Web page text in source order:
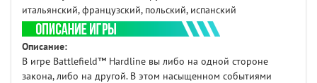
итальянский, французский, польский, испанский
Описание:
В игре Battlefield™ Hardline вы либо на одной стороне
закона, либо на другой. В этом насыщенном событиями